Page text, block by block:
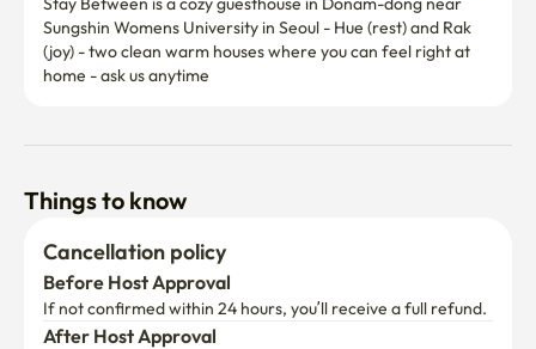
• 오후 10시 이후에는 이웃을 위해 정숙해 주세요.
• 분리수거는 한국 규정에 따라 지정된 요일에 배출해 주세요.
• 퇴실 시 간단한 정리정돈을 부탁드립니다.
조용한 주택가의 편안함과 서울 중심부의 뛰어난 접근성을 동시에
험해 보세요.
🎁 Stay Between HUE 게스트 특별 혜택
Sungshin Womens University in Seoul - Hue (rest) and Rak
(joy) - two clean warm houses where you can feel right at
home - ask us anytime
Things to know
Cancellation policy
Before Host Approval
If not confirmed within 24 hours, you’ll receive a full refund.
After Host Approval